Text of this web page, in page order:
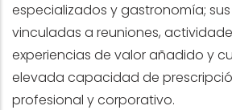
especializados y gastronomía;
vinculadas a reuniones,
experiencias de valor añadido y
elevada capacidad de
profesional y corporativo.